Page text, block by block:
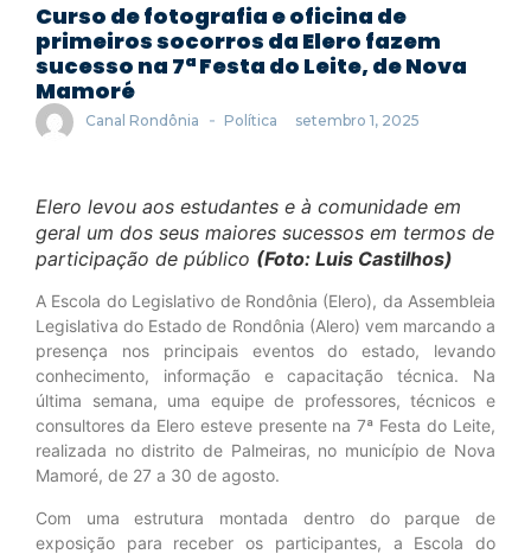
Curso de fotografia e oficina de
primeiros socorros da Elero fazem
sucesso na 7ª Festa do Leite, de Nova
Mamoré
Canal Rondônia - Política setembro 1, 2025
Elero levou aos estudantes e à comunidade em
geral um dos seus maiores sucessos em termos de
participação de público (Foto: Luis Castilhos)
A Escola do Legislativo de Rondônia (Elero), da Assembleia
Legislativa do Estado de Rondônia (Alero) vem marcando a
presença nos principais eventos do estado, levando
conhecimento, informação e capacitação técnica. Na
última semana, uma equipe de professores, técnicos e
consultores da Elero esteve presente na 7ª Festa do Leite,
realizada no distrito de Palmeiras, no município de Nova
Mamoré, de 27 a 30 de agosto.
Com uma estrutura montada dentro do parque de
exposição para receber os participantes, a Escola do